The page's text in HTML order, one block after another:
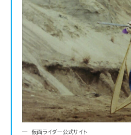
仮面ライダー公式サイト